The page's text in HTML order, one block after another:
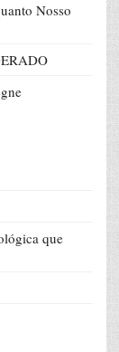
Nosso
que